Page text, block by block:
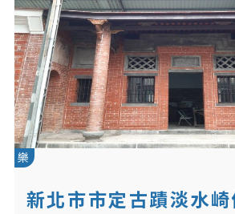
樂
新北市市定古蹟淡水